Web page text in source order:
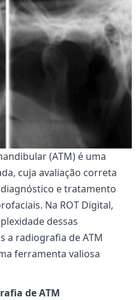
(ATM) é uma
cuja avaliação correta
e tratamento
Na ROT Digital,
dessas
a radiografia de ATM
ferramenta valiosa
de ATM